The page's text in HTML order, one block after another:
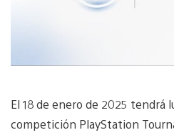
El 18 de enero de 2025 tendrá
competición PlayStation